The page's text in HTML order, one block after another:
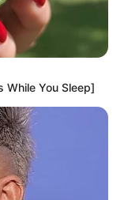
While You Sleep]